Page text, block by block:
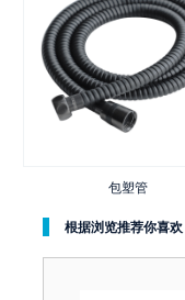
包塑管
根据浏览推荐你喜欢